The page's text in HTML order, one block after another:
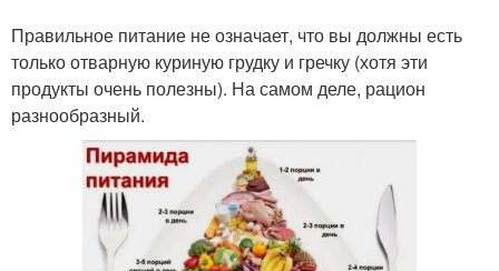
Правильное питание не означает, что вы должны есть
только отварную куриную грудку и гречку (хотя эти
продукты очень полезны). На самом деле, рацион
разнообразный.